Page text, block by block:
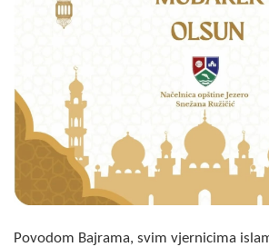
НАЧЕЛНИК
О Начелнику
Замјеник начелника
Извјештај о раду начелника
СКУПШТИНА
Статут Општине
Povodom Bajrama, svim vjernicima